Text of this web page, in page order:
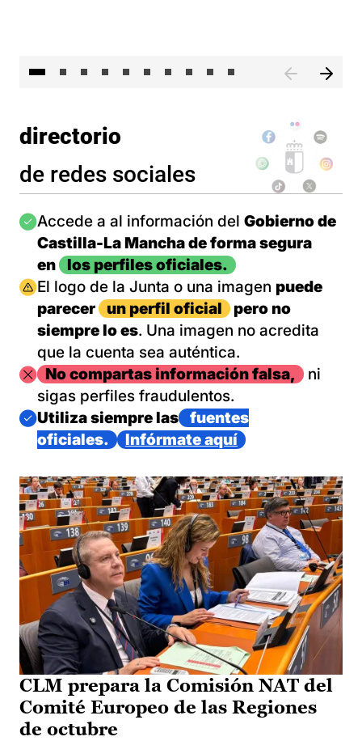
directorio
de redes sociales
Imagen
Accede a al información del Gobierno de
Castilla-La Mancha de forma segura
en
los perfiles oficiales.
Imagen
El logo de la Junta o una imagen puede
parecer
un perfil oficial
pero no
siempre lo es. Una imagen no acredita
que la cuenta sea auténtica.
ImagenNo compartas información falsa,
ni
sigas perfiles fraudulentos.
Imagen
Utiliza siempre las
fuentes
oficiales.
Infórmate aquí
CLM prepara la Comisión NAT del
Comité Europeo de las Regiones
de octubre